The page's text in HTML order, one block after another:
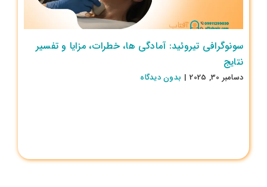
سونوگرافی تیروئید: آمادگی ها، خطرات، مزایا و تفسیر
نتایج
دسامبر 30, 2025 | بدون ديدگاه